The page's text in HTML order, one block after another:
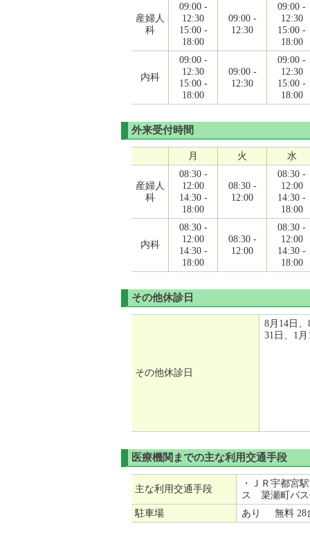
産婦人
科
09:00 -
12:30
15:00 -
18:00
09:00 -
12:30
09:00 -
12:30
15:00 -
18:00
内科
09:00 -
12:30
15:00 -
18:00
09:00 -
12:30
09:00 -
12:30
15:00 -
18:00
外来受付時間
月 火 水
産婦人
科
08:30 -
12:00
14:30 -
18:00
08:30 -
12:00
08:30 -
12:00
14:30 -
18:00
内科
08:30 -
12:00
14:30 -
18:00
08:30 -
12:00
08:30 -
12:00
14:30 -
18:00
その他休診日
その他休診日
8月14日
31日、1
医療機関までの主な利用交通手段
主な利用交通手段
・ＪＲ宇都宮
ス 簗瀬町バス
駐車場
あり 無料